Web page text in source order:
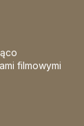
filmowymi